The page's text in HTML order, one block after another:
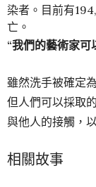
染者。目前有
亡。
“我們的藝術家可
雖然洗手被確定
但人們可以採取
與他人的接觸，
相關故事